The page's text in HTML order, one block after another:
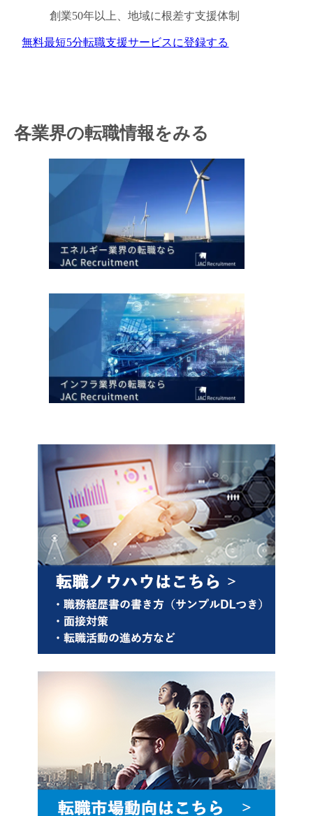
創業50年以上、地域に根差す支援体制
無料最短5分転職支援サービスに登録する
各業界の転職情報をみる